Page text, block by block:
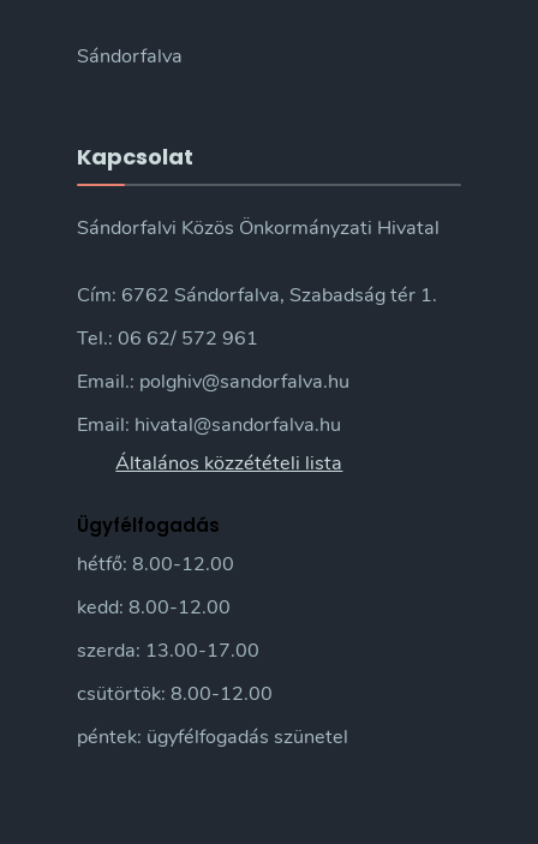
Sándorfalva
Kapcsolat
Sándorfalvi Közös Önkormányzati Hivatal
Cím: 6762 Sándorfalva, Szabadság tér 1.
Tel.: 06 62/ 572 961
Email.: polghiv@sandorfalva.hu
Email: hivatal@sandorfalva.hu
Általános közzétételi lista
Ügyfélfogadás
hétfő: 8.00-12.00
kedd: 8.00-12.00
szerda: 13.00-17.00
csütörtök: 8.00-12.00
péntek: ügyfélfogadás szünetel